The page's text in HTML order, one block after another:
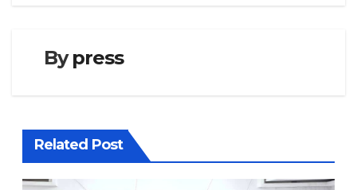
Bypress
Related Post